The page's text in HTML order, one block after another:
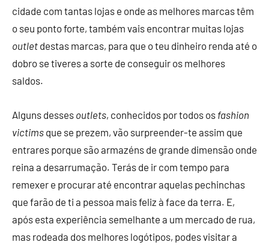
cidade com tantas lojas e onde as melhores marcas têm
o seu ponto forte, também vais encontrar muitas lojas
outlet destas marcas, para que o teu dinheiro renda até o
dobro se tiveres a sorte de conseguir os melhores
saldos.
Alguns desses outlets, conhecidos por todos os fashion
victims que se prezem, vão surpreender-te assim que
entrares porque são armazéns de grande dimensão onde
reina a desarrumação. Terás de ir com tempo para
remexer e procurar até encontrar aquelas pechinchas
que farão de ti a pessoa mais feliz à face da terra. E,
após esta experiência semelhante a um mercado de rua,
mas rodeada dos melhores logótipos, podes visitar a